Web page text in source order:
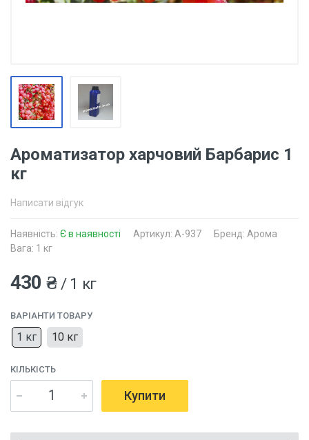
Ароматизатор харчовий Барбарис 1
кг
Написати відгук
Наявність: Є в наявності Артикул: A-937
Бренд: Арома
Вага: 1 кг
430 ₴ / 1 кг
ВАРІАНТИ ТОВАРУ
1 кг 10 кг
КІЛЬКІСТЬ
Купити